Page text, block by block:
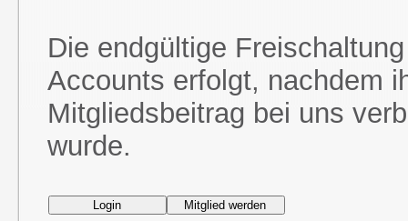
Die endgültige
Accounts erfolgt, nachdem
Mitgliedsbeitrag bei uns
wurde.